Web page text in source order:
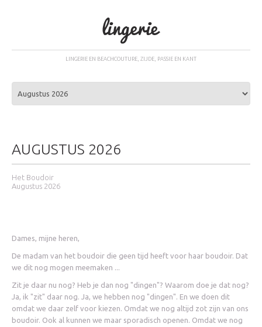
LINGERIE EN BEACHCOUTURE, ZIJDE, PASSIE EN KANT
AUGUSTUS 2026
Het Boudoir
Augustus 2026
Dames, mijne heren,
De madam van het boudoir die geen tijd heeft voor haar boudoir. Dat
we dit nog mogen meemaken ...
Zit je daar nu nog? Heb je dan nog "dingen"? Waarom doe je dat nog?
Ja, ik "zit" daar nog. Ja, we hebben nog "dingen". En we doen dit
omdat we daar zelf voor kiezen. Omdat we nog altijd zot zijn van ons
boudoir. Ook al kunnen we maar sporadisch openen. Omdat we nog